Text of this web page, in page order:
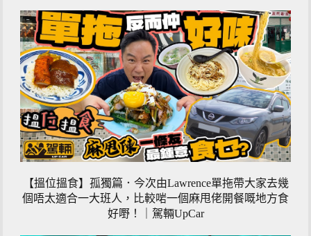
【搵位搵食】孤獨篇．今次由Lawrence單拖帶大家去幾
個唔太適合一大班人，比較啱一個麻甩佬開餐嘅地方食
好嘢！｜駕輛UpCar